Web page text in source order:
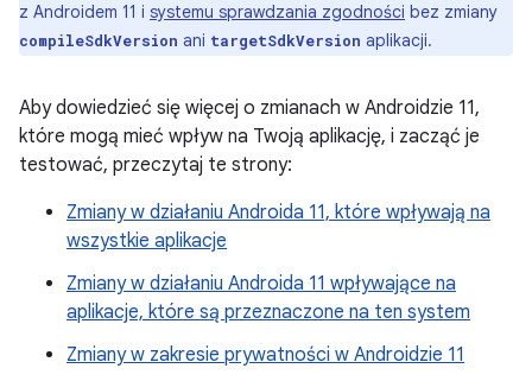
z Androidem 11 i systemu sprawdzania zgodności bez zmiany
compileSdkVersion ani targetSdkVersion aplikacji.
Aby dowiedzieć się więcej o zmianach w Androidzie 11,
które mogą mieć wpływ na Twoją aplikację, i zacząć je
testować, przeczytaj te strony:
Zmiany w działaniu Androida 11, które wpływają na
wszystkie aplikacje
Zmiany w działaniu Androida 11 wpływające na
aplikacje, które są przeznaczone na ten system
Zmiany w zakresie prywatności w Androidzie 11